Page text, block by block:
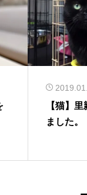
【猫】
ました。